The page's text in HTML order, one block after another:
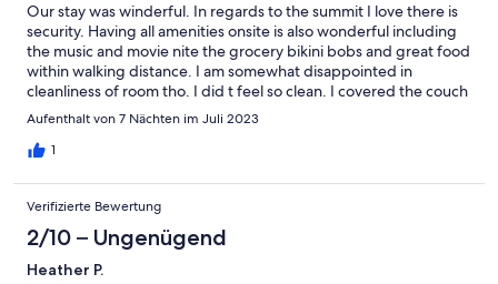
Our stay was winderful. In regards to the summit I love there is
security. Having all amenities onsite is also wonderful including
the music and movie nite the grocery bikini bobs and great food
within walking distance. I am somewhat disappointed in
cleanliness of room tho. I did t feel so clean. I covered the couch
in clean fitted sheet. In a shared rental I feel u should clean all
and the entry door of condo very dirty. The bathroom wall in
things wouldn’t be so bad but multiple people in and out every
week it needs cleaned. A good clean mopping on all the floors
would be good too. I wore socks in the condo and the feet were
black! I am saying all of this with hopes of cleaning service being
better. If I owned the condo, I sure would want it cleaned good
Aufenthalt von 7 Nächten im Juli 2023
1
Verifizierte Bewertung
2/10 – Ungenügend
Heather P.